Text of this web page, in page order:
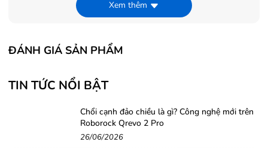
Xem thêm
ĐÁNH GIÁ SẢN PHẨM
TIN TỨC NỔI BẬT
Chổi cạnh đảo chiều là gì? Công nghệ mới trên
Roborock Qrevo 2 Pro
26/06/2026